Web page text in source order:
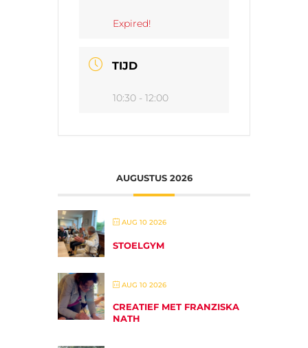
Expired!
TIJD
10:30 - 12:00
AUGUSTUS 2026
AUG 10 2026
STOELGYM
AUG 10 2026
CREATIEF MET FRANZISKA
NATH